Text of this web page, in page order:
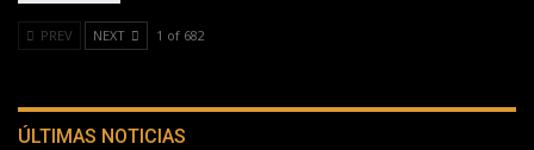
PREV NEXT 1 of 682
ÚLTIMAS NOTICIAS